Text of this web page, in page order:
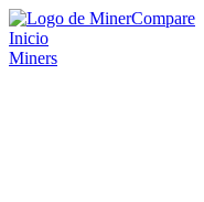
Inicio
Miners